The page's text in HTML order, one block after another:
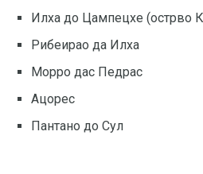
Илха до Цампецхе (острво
Рибеирао да Илха
Морро дас Педрас
Ацорес
Пантано до Сул